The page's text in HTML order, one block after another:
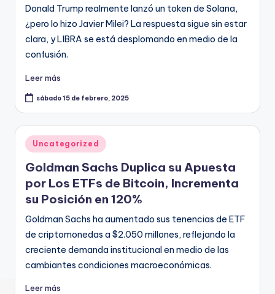
Donald Trump realmente lanzó un token de Solana,
¿pero lo hizo Javier Milei? La respuesta sigue sin estar
clara, y LIBRA se está desplomando en medio de la
confusión.
Leer más
sábado 15 de febrero, 2025
Publicado
en
Uncategorized
Goldman Sachs Duplica su Apuesta
por Los ETFs de Bitcoin, Incrementa
su Posición en 120%
Goldman Sachs ha aumentado sus tenencias de ETF
de criptomonedas a $2.050 millones, reflejando la
creciente demanda institucional en medio de las
cambiantes condiciones macroeconómicas.
Leer más